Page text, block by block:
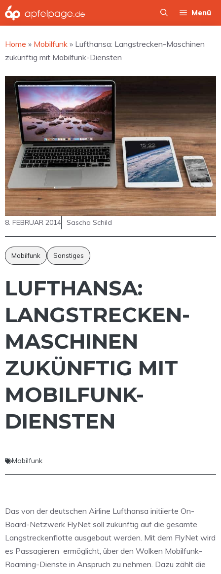
Zum
Inhalt
Menü
Home » Mobilfunk » Lufthansa: Langstrecken-Maschinen
zukünftig mit Mobilfunk-Diensten
8. FEBRUAR 2014 Sascha Schild
Mobilfunk Sonstiges
LUFTHANSA:
LANGSTRECKEN-
MASCHINEN
ZUKÜNFTIG MIT
MOBILFUNK-
DIENSTEN
Mobilfunk
Das von der deutschen Airline Lufthansa initiierte On-
Board-Netzwerk FlyNet soll zukünftig auf die gesamte
Langstreckenflotte ausgebaut werden. Mit dem FlyNet wird
es Passagieren ermöglicht, über den Wolken Mobilfunk-
Roaming-Dienste in Anspruch zu nehmen. Dazu zählt die